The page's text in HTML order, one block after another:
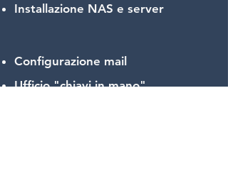
Installazione NAS e server
Configurazione mail
Ufficio "chiavi in mano"